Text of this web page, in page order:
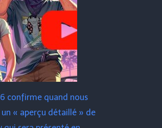
confirme quand nous
« aperçu détaillé » de